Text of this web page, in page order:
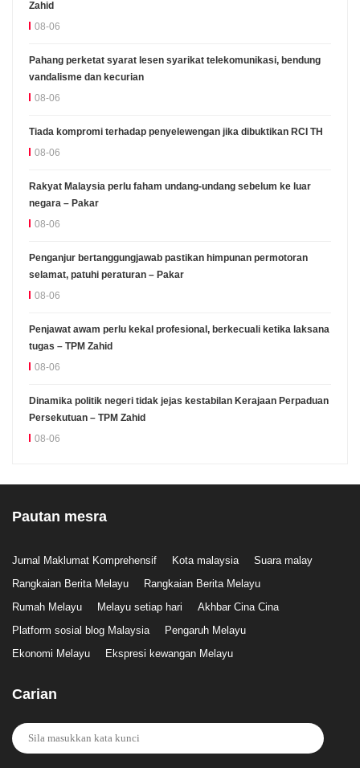
Zahid
08-06
Pahang perketat syarat lesen syarikat telekomunikasi, bendung
vandalisme dan kecurian
08-06
Tiada kompromi terhadap penyelewengan jika dibuktikan RCI TH
08-06
Rakyat Malaysia perlu faham undang-undang sebelum ke luar
negara – Pakar
08-06
Penganjur bertanggungjawab pastikan himpunan permotoran
selamat, patuhi peraturan – Pakar
08-06
Penjawat awam perlu kekal profesional, berkecuali ketika laksana
tugas – TPM Zahid
08-06
Dinamika politik negeri tidak jejas kestabilan Kerajaan Perpaduan
Persekutuan – TPM Zahid
08-06
Pautan mesra
Jurnal Maklumat Komprehensif Kota malaysia
Suara malay
Rangkaian Berita Melayu
Rangkaian Berita Melayu
Rumah Melayu
Melayu setiap hari
Akhbar Cina Cina
Platform sosial blog Malaysia
Pengaruh Melayu
Ekonomi Melayu
Ekspresi kewangan Melayu
Carian